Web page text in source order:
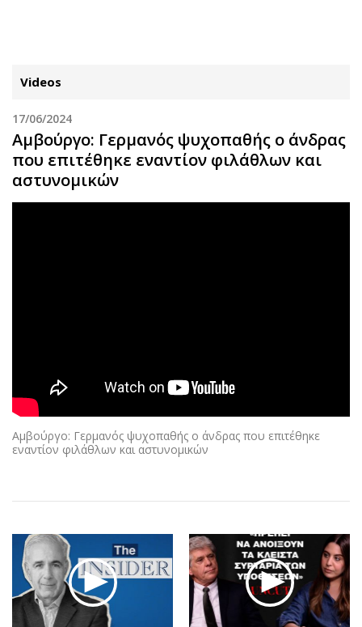
ΚΑΤΗΓΟΡΙΕΣ ΣΥΝΔΕΣΗ
Κύπρος
Παιδεία
Αθλητισμός
Κύπρος
Διεθνή
Real Estate
Επιχειρήσεις
Αγορές
Money Review
Απόψεις
Geek
Social
Οικονομία
Γενικά
Αναδρομές
Πρόσωπα
Videos
17/06/2024
Αμβούργο: Γερμανός ψυχοπαθής ο άνδρας
που επιτέθηκε εναντίον φιλάθλων και
αστυνομικών
Αμβούργο: Γερμανός ψυχοπαθής ο άνδρας που επιτέθηκε
εναντίον φιλάθλων και αστυνομικών